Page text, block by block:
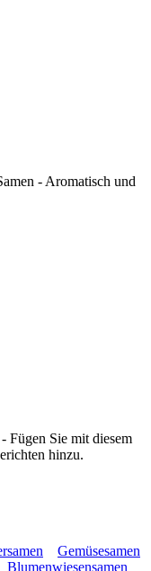
- Aromatisch und
Fügen Sie mit diesem
hinzu.
Gemüsesamen
Blumenwiesensamen